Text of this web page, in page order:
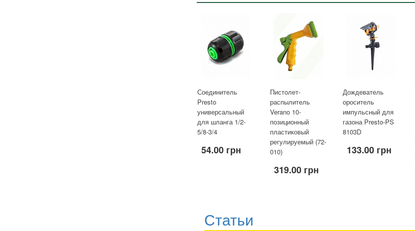
Соединитель
Presto
универсальный
для шланга 1/2-
5/8-3/4
54.00 грн
Пистолет-
распылитель
Verano 10-
позиционный
пластиковый
регулируемый (72-
010)
319.00 грн
Дождеватель
ороситель
импульсный для
газона Presto-PS
8103D
133.00 грн
Статьи